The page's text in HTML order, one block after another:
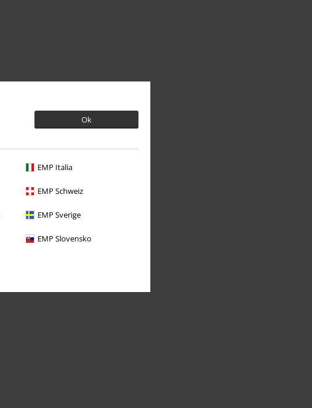
Ok
EMP Italia
EMP Schweiz
EMP Sverige
EMP Slovensko